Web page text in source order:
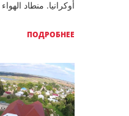
أوكرانيا. منطاد
ПОДРОБНЕЕ